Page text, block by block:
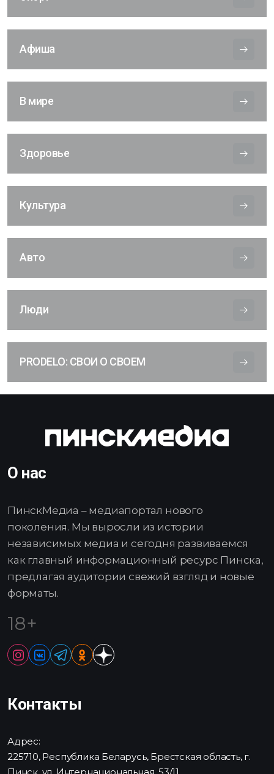
Афиша
В мире
Здоровье
Культура
Авто
Люди
PRODELO: СВОИ О СВОЕМ
О нас
ПинскМедиа – медиапортал нового
поколения. Мы выросли из истории
независимых медиа и сегодня развиваемся
как главный информационный ресурс Пинска,
предлагая аудитории свежий взгляд и новые
форматы.
18+
Контакты
Адрес:
225710, Республика Беларусь, Брестская область, г.